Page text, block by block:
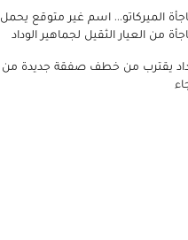
الميركاتو... اسم غير متوقع يحمل
من العيار الثقيل لجماهير الوداد
يقترب من خطف صفقة جديدة من